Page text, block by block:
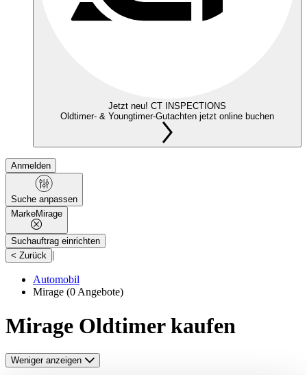
Jetzt neu! CT INSPECTIONS
Oldtimer- & Youngtimer-Gutachten jetzt online buchen
Anmelden
Suche anpassen
MarkeMirage
Suchauftrag einrichten
< Zurück |
Automobil
Mirage (0 Angebote)
Mirage Oldtimer kaufen
Weniger anzeigen